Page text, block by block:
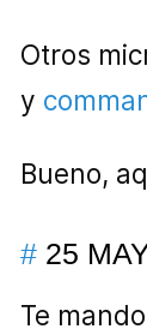
Otros
y
Bueno,
# 25
Te